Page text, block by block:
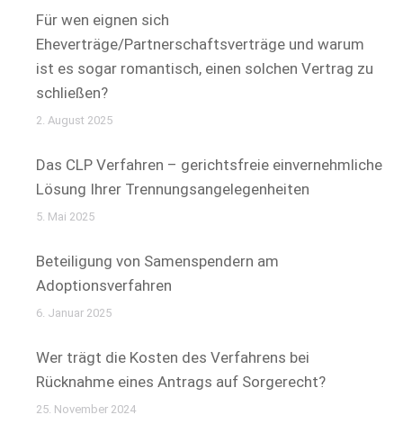
Für wen eignen sich
Eheverträge/Partnerschaftsverträge und warum
ist es sogar romantisch, einen solchen Vertrag zu
schließen?
2. August 2025
Das CLP Verfahren – gerichtsfreie einvernehmliche
Lösung Ihrer Trennungsangelegenheiten
5. Mai 2025
Beteiligung von Samenspendern am
Adoptionsverfahren
6. Januar 2025
Wer trägt die Kosten des Verfahrens bei
Rücknahme eines Antrags auf Sorgerecht?
25. November 2024